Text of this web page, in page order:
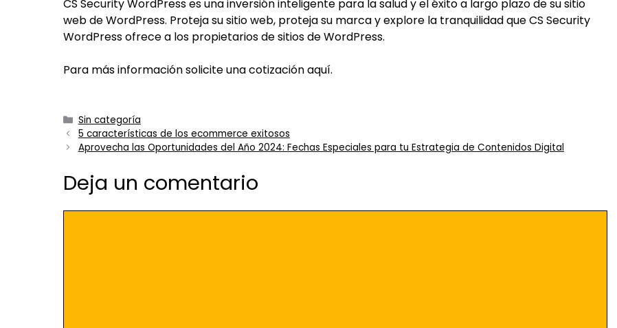
CS Security WordPress es una inversión inteligente para la salud y el éxito a largo plazo de su sitio
web de WordPress. Proteja su sitio web, proteja su marca y explore la tranquilidad que CS Security
WordPress ofrece a los propietarios de sitios de WordPress.
Para más información solicite una cotizaciónaquí.
Sin categoría
5 características de los ecommerce exitosos
Aprovecha las Oportunidades del Año 2024: Fechas Especiales para tu Estrategia de Contenidos Digital
Deja un comentario